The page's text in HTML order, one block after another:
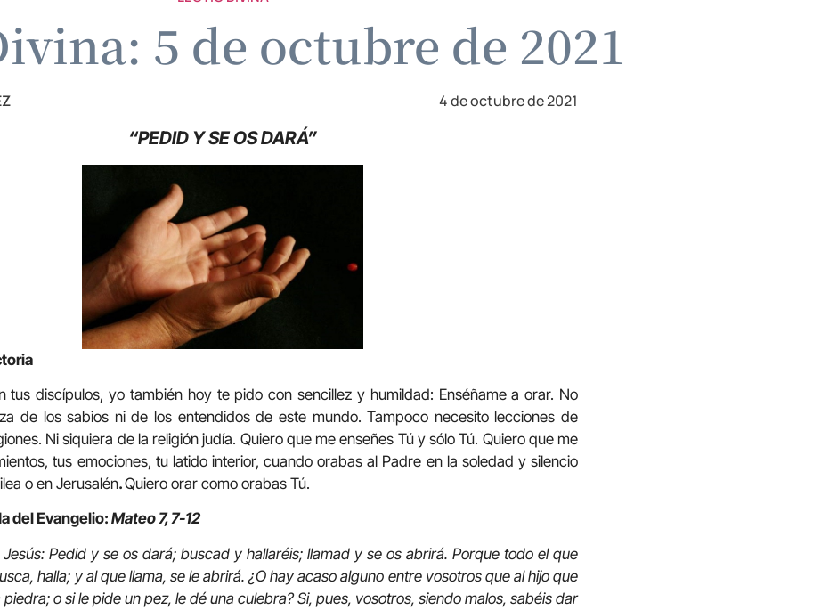
5 de octubre de 2021
4 de octubre de 2021
“PEDID Y SE OS DARÁ”
tus discípulos, yo también hoy te pido con sencillez y humildad: Enséñame a orar. No
de los sabios ni de los entendidos de este mundo. Tampoco necesito lecciones de
Ni siquiera de la religión judía. Quiero que me enseñes Tú y sólo Tú. Quiero que me
tus emociones, tu latido interior, cuando orabas al Padre en la soledad y silencio
o en Jerusalén.Quiero orar como orabas Tú.
del Evangelio: Mateo 7, 7-12
Pedid y se os dará; buscad y hallaréis; llamad y se os abrirá. Porque todo el que
halla; y al que llama, se le abrirá. ¿O hay acaso alguno entre vosotros que al hijo que
o si le pide un pez, le dé una culebra? Si, pues, vosotros, siendo malos, sabéis dar